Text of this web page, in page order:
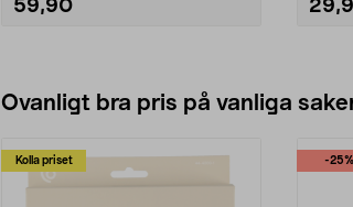
59,90
Ovanligt bra pris på vanliga
Kolla priset -25%